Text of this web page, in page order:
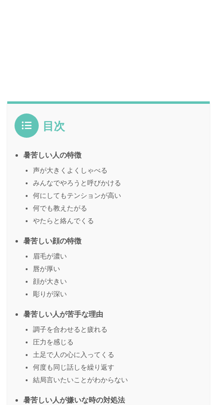
目次
暑苦しい人の特徴
声が大きくよくしゃべる
みんなでやろうと呼びかける
何にしてもテンションが高い
何でも教えたがる
やたらと絡んでくる
暑苦しい顔の特徴
眉毛が濃い
唇が厚い
顔が大きい
彫りが深い
暑苦しい人が苦手な理由
調子を合わせると疲れる
圧力を感じる
土足で人の心に入ってくる
何度も同じ話しを繰り返す
結局言いたいことがわからない
暑苦しい人が嫌いな時の対処法